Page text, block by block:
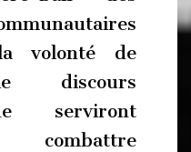
volonté de
discours
serviront